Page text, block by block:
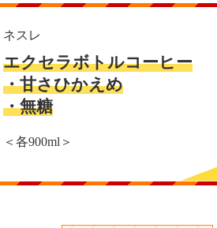
ネスレ
エクセラボトルコーヒー
・甘さひかえめ
・無糖
＜各900ml＞